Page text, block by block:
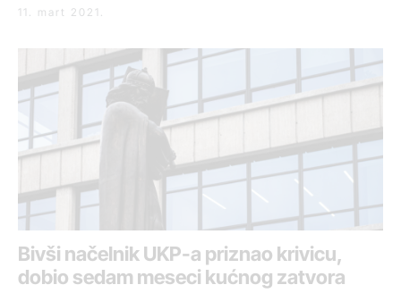
11. mart 2021.
Bivši načelnik UKP-a priznao krivicu,
dobio sedam meseci kućnog zatvora